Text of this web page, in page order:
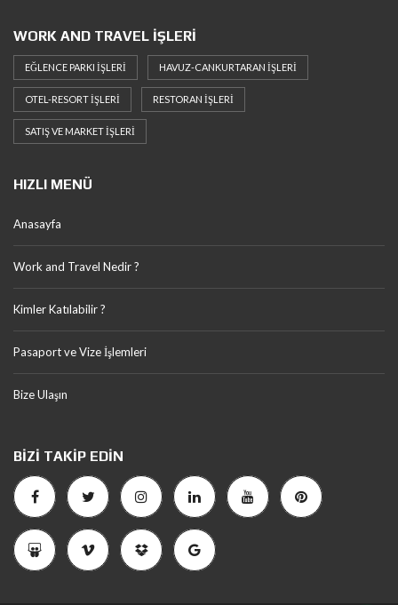
WORK AND TRAVEL İŞLERI
EĞLENCE PARKI İŞLERI HAVUZ-CANKURTARAN İŞLERI
OTEL-RESORT İŞLERI RESTORAN İŞLERI
SATIŞ VE MARKET İŞLERI
HIZLI MENÜ
Anasayfa
Work and Travel Nedir ?
Kimler Katılabilir ?
Pasaport ve Vize İşlemleri
Bize Ulaşın
BIZI TAKIP EDIN